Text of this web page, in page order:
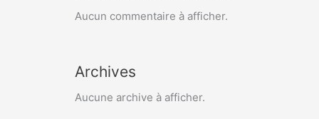
Aucun commentaire à afficher.
Archives
Aucune archive à afficher.